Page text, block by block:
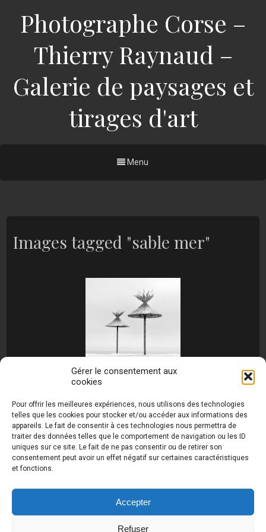
Gérer le consentement aux
cookies
Pour offrir les meilleures expériences, nous utilisons des technologies
telles que les cookies pour stocker et/ou accéder aux informations des
appareils. Le fait de consentir à ces technologies nous permettra de
traiter des données telles que le comportement de navigation ou les ID
uniques sur ce site. Le fait de ne pas consentir ou de retirer son
consentement peut avoir un effet négatif sur certaines caractéristiques
et fonctions.
Accepter
Refuser
Photographe Corse –
Thierry Raynaud –
Galerie de paysages et
tirages d'art
Menu
Images tagged "sable mer"
raynaud.com ©
Toutes les photos de ce site sont
la propriété de l'auteur et sont protégées par le